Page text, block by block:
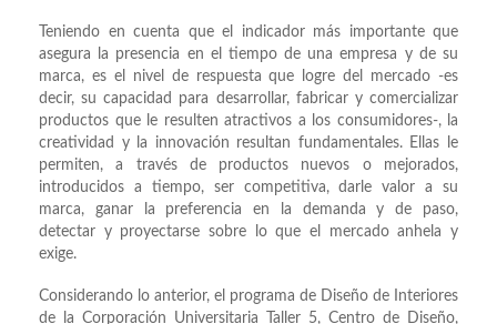
Teniendo en cuenta que el indicador más importante que
asegura la presencia en el tiempo de una empresa y de su
marca, es el nivel de respuesta que logre del mercado -es
decir, su capacidad para desarrollar, fabricar y comercializar
productos que le resulten atractivos a los consumidores-, la
creatividad y la innovación resultan fundamentales. Ellas le
permiten, a través de productos nuevos o mejorados,
introducidos a tiempo, ser competitiva, darle valor a su
marca, ganar la preferencia en la demanda y de paso,
detectar y proyectarse sobre lo que el mercado anhela y
exige.
Considerando lo anterior, el programa de Diseño de Interiores
de la Corporación Universitaria Taller 5, Centro de Diseño,